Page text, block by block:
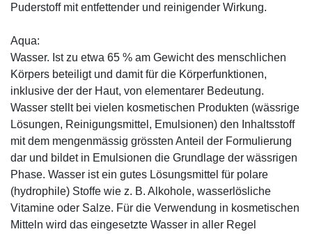
Puderstoff mit entfettender und reinigender Wirkung.
Aqua:
Wasser. Ist zu etwa 65 % am Gewicht des menschlichen
Körpers beteiligt und damit für die Körperfunktionen,
inklusive der der Haut, von elementarer Bedeutung.
Wasser stellt bei vielen kosmetischen Produkten (wässrige
Lösungen, Reinigungsmittel, Emulsionen) den Inhaltsstoff
mit dem mengenmässig grössten Anteil der Formulierung
dar und bildet in Emulsionen die Grundlage der wässrigen
Phase. Wasser ist ein gutes Lösungsmittel für polare
(hydrophile) Stoffe wie z. B. Alkohole, wasserlösliche
Vitamine oder Salze. Für die Verwendung in kosmetischen
Mitteln wird das eingesetzte Wasser in aller Regel